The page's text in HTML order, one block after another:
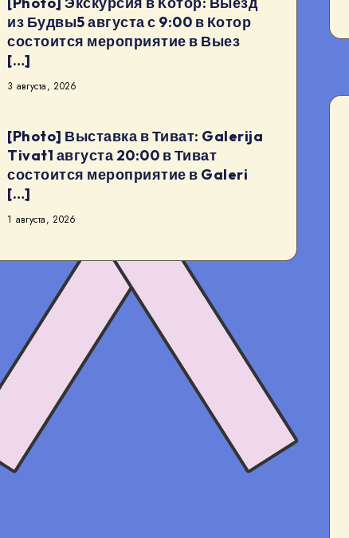
из Будвы5 августа с 9:00 в Котор
состоится мероприятие в Выез
[…]
3 августа, 2026
[Photo] Выставка в Тиват: Galerija
Tivat1 августа 20:00 в Тиват
состоится мероприятие в Galeri
[…]
1 августа, 2026